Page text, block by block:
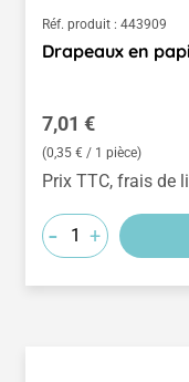
Réf. produit : 443909
Drapeaux en
Prix régulier :
7,01 €
(0,35 € / 1 pièce)
Prix TTC, frais de
- +